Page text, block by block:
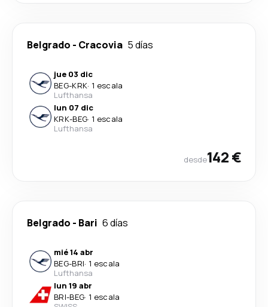
Belgrado - Cracovia 5 días
jue 03 dic
BEG-KRK· 1 escala
Lufthansa
lun 07 dic
KRK-BEG· 1 escala
Lufthansa
desde142 €
Belgrado - Bari 6 días
mié 14 abr
BEG-BRI· 1 escala
Lufthansa
lun 19 abr
BRI-BEG· 1 escala